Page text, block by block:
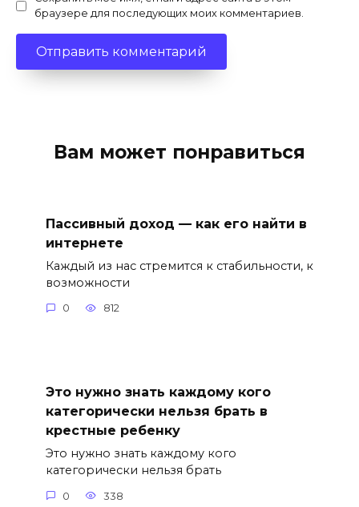
браузере для последующих моих комментариев.
Вам может понравиться
Пассивный доход — как его найти в
интернете
Каждый из нас стремится к стабильности, к
возможности
0 812
Это нужно знать каждому кого
категорически нельзя брать в
крестные ребенку
Это нужно знать каждому кого
категорически нельзя брать
0 338